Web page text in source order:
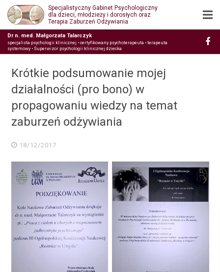
Specjalistyczny Gabinet Psychologiczny
dla dzieci, młodzieży i dorosłych oraz
Terapia Zaburzeń Odżywiania
Dr n. med. Małgorzata Talarczyk
specjalista psychologii klinicznej • certyfikowany psychoterapeuta • terapeuta
systemowy • Superwizor psychologii klinicznej dziecka
Krótkie podsumowanie mojej
działalności (pro bono) w
propagowaniu wiedzy na temat
zaburzeń odżywiania
18/12/2017